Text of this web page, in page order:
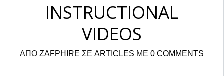
INSTRUCTIONAL
VIDEOS
ΑΠΟ ZAFPHIRE ΣΕ ARTICLES ΜΕ 0 COMMENTS